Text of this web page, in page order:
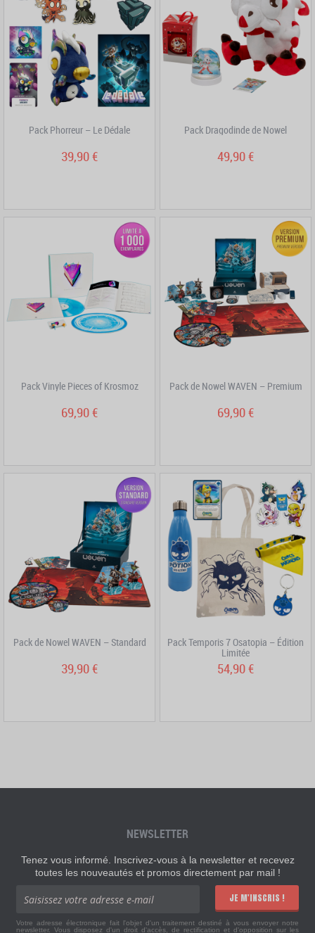
Pack Phorreur – Le Dédale
39,90 €
Pack Dragodinde de Nowel
49,90 €
Pack Vinyle Pieces of Krosmoz
69,90 €
Pack de Nowel WAVEN – Premium
69,90 €
Pack de Nowel WAVEN – Standard
39,90 €
Pack Temporis 7 Osatopia – Édition
Limitée
54,90 €
NEWSLETTER
Tenez vous informé. Inscrivez-vous à la newsletter et recevez
toutes les nouveautés et promos directement par mail !
JE M'INSCRIS !
Votre adresse électronique fait l'objet d'un traitement destiné à vous envoyer notre
newsletter. Vous disposez d'un droit d'accès, de rectification et d'opposition sur les